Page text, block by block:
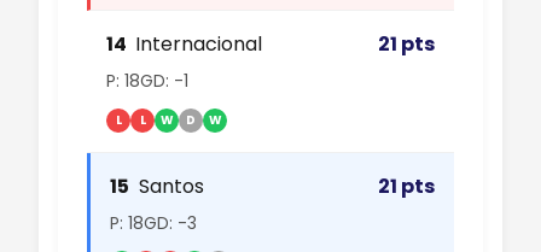
14 Internacional 21 pts
P: 18GD: -1
L L W D W
15 Santos 21 pts
P: 18GD: -3